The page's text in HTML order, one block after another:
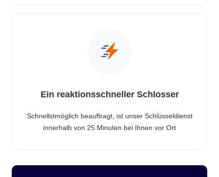
Ein reaktionsschneller Schlosser
Schnellstmöglich beauftragt, ist unser Schlüsseldienst
innerhalb von 25 Minuten bei Ihnen vor Ort